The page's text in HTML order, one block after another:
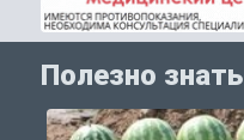
Полезно знать